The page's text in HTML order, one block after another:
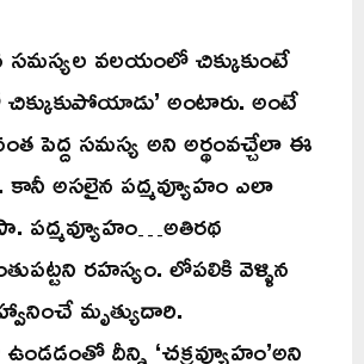
సమస్యల వలయంలో చిక్కుకుంటే
చిక్కుకుపోయాడు’ అంటారు. అంటే
పెద్ద సమస్య అని అర్థంవచ్చేలా ఈ
అసలైన పద్మవ్యూహం ఎలా
పద్మవ్యూహం…అతిరథ
రహస్యం. లోపలికి వెళ్ళిన
మృత్యుదారి.
దీన్ని ‘చక్రవ్యూహం’అని